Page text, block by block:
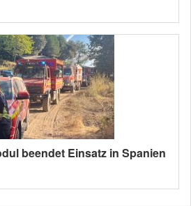
beendet Einsatz in Spanien